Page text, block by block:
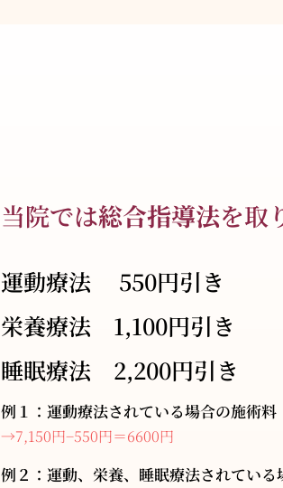
当院では総合指導法を取
運動療法 550円引き
栄養療法 1,100円引き
睡眠療法 2,200円引き
例１：運動療法されている場合の施術料
→7,150円−550円＝6600円
例２：運動、栄養、睡眠療法されている